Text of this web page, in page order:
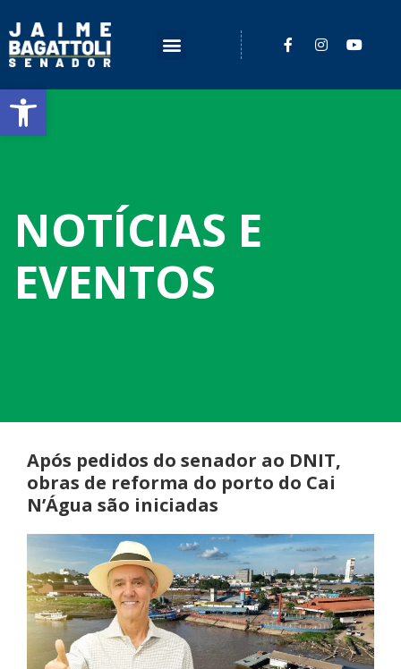
Barra de Ferramentas Aberta
NOTÍCIAS E
EVENTOS
Após pedidos do senador ao DNIT,
obras de reforma do porto do Cai
N’Água são iniciadas